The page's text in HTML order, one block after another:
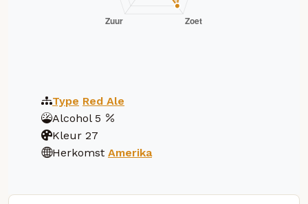
Type Red Ale
Alcohol 5
Kleur 27
Herkomst Amerika